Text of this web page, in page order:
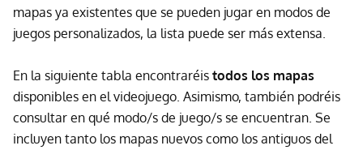
mapas ya existentes que se pueden jugar en modos de
juegos personalizados, la lista puede ser más extensa.
En la siguiente tabla encontraréis todos los mapas
disponibles en el videojuego. Asimismo, también podréis
consultar en qué modo/s de juego/s se encuentran. Se
incluyen tanto los mapas nuevos como los antiguos del